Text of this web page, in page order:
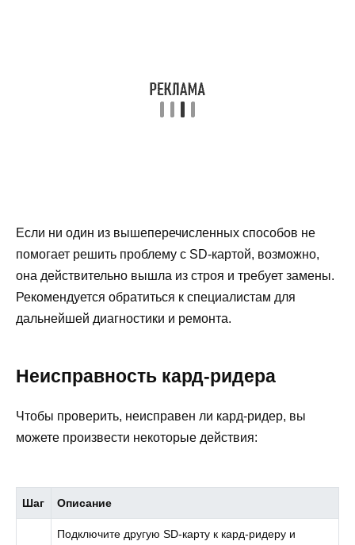
Если ни один из вышеперечисленных способов не
помогает решить проблему с SD-картой, возможно,
она действительно вышла из строя и требует замены.
Рекомендуется обратиться к специалистам для
дальнейшей диагностики и ремонта.
Неисправность кард-ридера
Чтобы проверить, неисправен ли кард-ридер, вы
можете произвести некоторые действия:
Шаг Описание
Подключите другую SD-карту к кард-ридеру и